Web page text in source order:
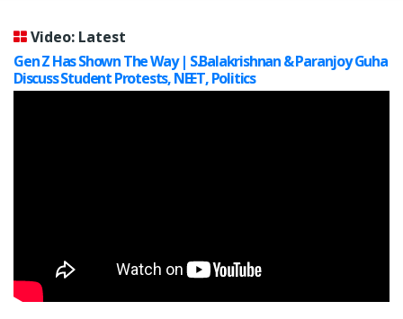
Video: Latest
Gen Z Has Shown The Way | S.Balakrishnan & Paranjoy Guha
Discuss Student Protests, NEET, Politics